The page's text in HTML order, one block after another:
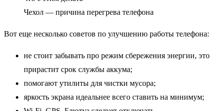
Чехол — причина перегрева телефона
Вот еще несколько советов по улучшению работы телефона:
не стоит забывать про режим сбережения энергии, это
прирастит срок службы аккума;
помогают утилиты для чистки мусора;
яркость экрана идеальнее всего ставить на минимум;